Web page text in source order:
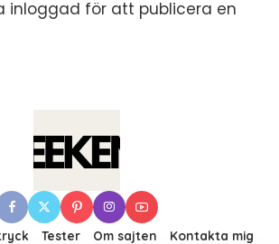
inloggad för att publicera en
Tester Om sajten Kontakta mig